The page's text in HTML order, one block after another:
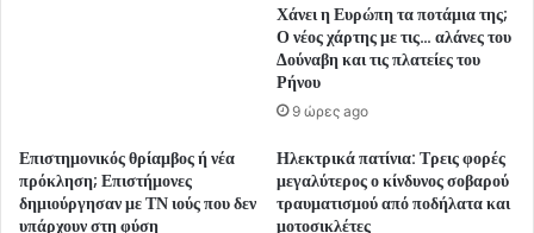
Χάνει η Ευρώπη τα ποτάμια της;
Ο νέος χάρτης με τις… αλάνες του
Δούναβη και τις πλατείες του
Ρήνου
9 ώρες ago
Επιστημονικός θρίαμβος ή νέα
πρόκληση; Επιστήμονες
δημιούργησαν με ΤΝ ιούς που δεν
υπάρχουν στη φύση
Ηλεκτρικά πατίνια: Τρεις φορές
μεγαλύτερος ο κίνδυνος σοβαρού
τραυματισμού από ποδήλατα και
μοτοσικλέτες